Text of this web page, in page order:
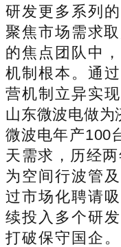
研发更多系列
聚焦市场需求
的焦点团队中
机制根本。通
营机制立异实
山东微波电做为
微波电年产100
天需求，历经
为空间行波管
过市场化聘请
续投入多个研
打破保守国企